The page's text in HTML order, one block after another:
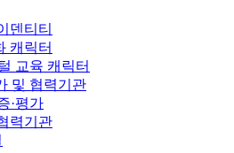
덴티티
캐릭터
교육 캐릭터
및 협력기관
·평가
력기관